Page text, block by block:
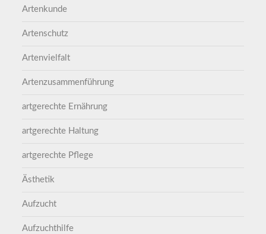
Artenkunde
Artenschutz
Artenvielfalt
Artenzusammenführung
artgerechte Ernährung
artgerechte Haltung
artgerechte Pflege
Ästhetik
Aufzucht
Aufzuchthilfe